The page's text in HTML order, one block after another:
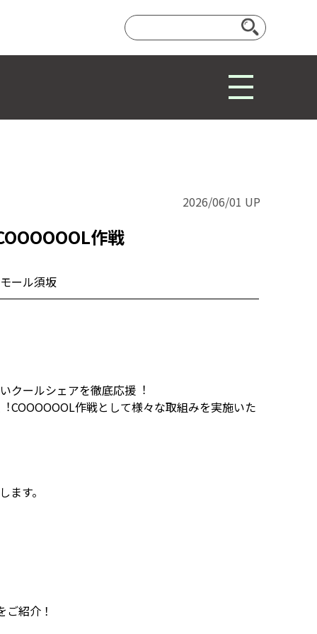
2026/06/01 UP
作戦
ール須坂
クールシェアを徹底応援︕
作戦として様々な取組みを実施いた
す。
紹介！